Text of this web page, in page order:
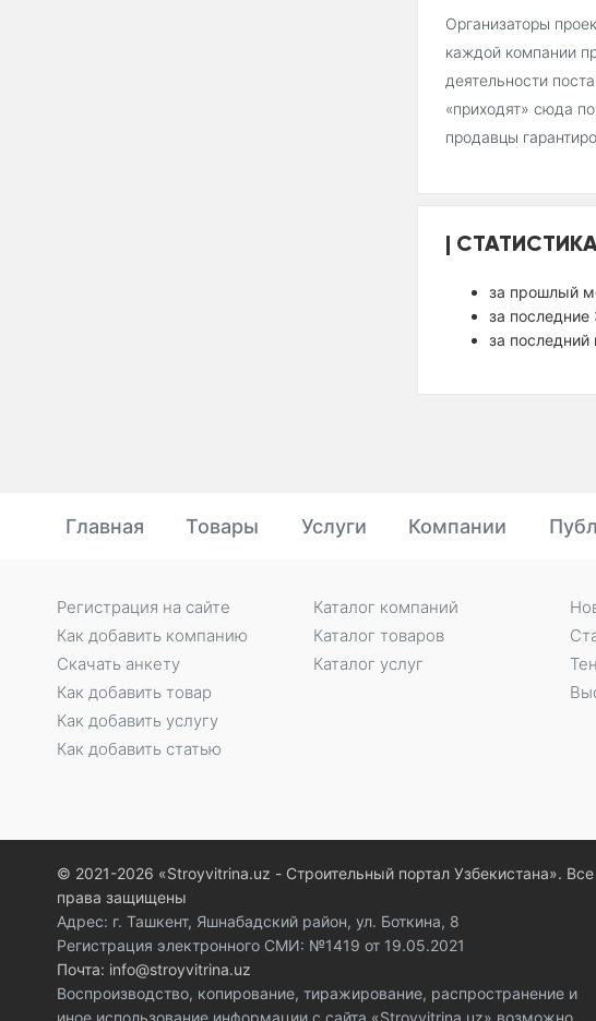
Организаторы
каждой компании
деятельности
«приходят» сюда
продавцы
за прошлый
за
за
Главная Товары Услуги Компании
Регистрация на сайте
Как добавить компанию
Скачать анкету
Как добавить товар
Как добавить услугу
Как добавить статью
Каталог компаний
Каталог товаров
Каталог услуг
© 2021-2026 «Stroyvitrina.uz - Строительный портал Узбекистана». Все
права защищены
Адрес: г. Ташкент, Яшнабадский район, ул. Боткина, 8
Регистрация электронного СМИ: №1419 от 19.05.2021
Почта: info@stroyvitrina.uz
Воспроизводство, копирование, тиражирование, распространение и
иное использование информации с сайта «Stroyvitrina.uz» возможно